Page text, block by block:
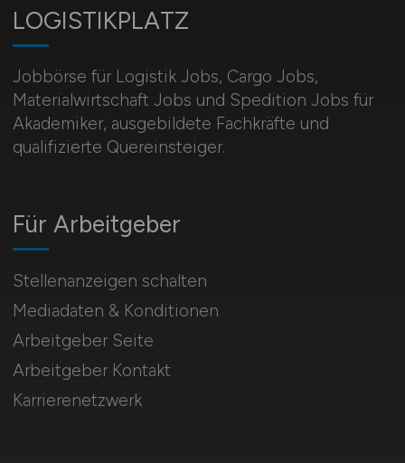
LOGISTIKPLATZ
Jobbörse für Logistik Jobs, Cargo Jobs,
Materialwirtschaft Jobs und Spedition Jobs für
Akademiker, ausgebildete Fachkräfte und
qualifizierte Quereinsteiger.
Für Arbeitgeber
Stellenanzeigen schalten
Mediadaten & Konditionen
Arbeitgeber Seite
Arbeitgeber Kontakt
Karrierenetzwerk